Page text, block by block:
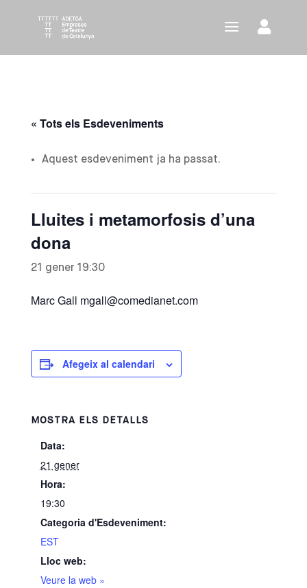
« Tots els Esdeveniments
Aquest esdeveniment ja ha passat.
Lluites i metamorfosis d’una
dona
21 gener 19:30
Marc Gall mgall@comedianet.com
Afegeix al calendari
MOSTRA ELS DETALLS
Data:
21 gener
Hora:
19:30
Categoria d'Esdeveniment:
EST
Lloc web:
Veure la web »